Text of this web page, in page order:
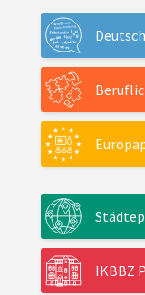
IKBBZ